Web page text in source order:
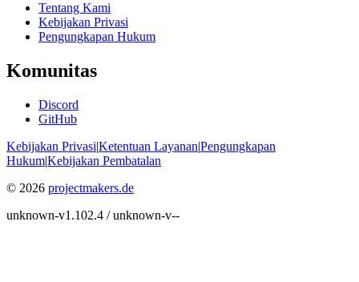
Tentang Kami
Kebijakan Privasi
Pengungkapan Hukum
Komunitas
Discord
GitHub
Kebijakan Privasi|Ketentuan Layanan|Pengungkapan
Hukum|Kebijakan Pembatalan
© 2026 projectmakers.de
unknown-v1.102.4 / unknown-v--